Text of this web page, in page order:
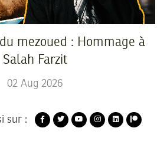
mezoued : Hommage à
Salah Farzit
02 Aug 2026
sur :